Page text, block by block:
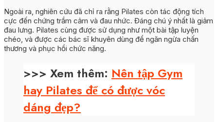
Ngoài ra, nghiên cứu đã chỉ ra rằng Pilates còn tác động tích
cực đến chứng trầm cảm và đau nhức. Đáng chú ý nhất là giảm
đau lưng. Pilates cùng được sử dụng như một bài tập luyện
chéo, và được các bác sĩ khuyên dùng để ngăn ngừa chấn
thương và phục hồi chức năng.
>>> Xem thêm: Nên tập Gym
hay Pilates để có được vóc
dáng đẹp?